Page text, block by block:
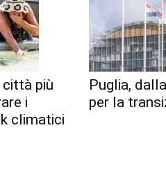
città più
i
climatici
Puglia,
per la